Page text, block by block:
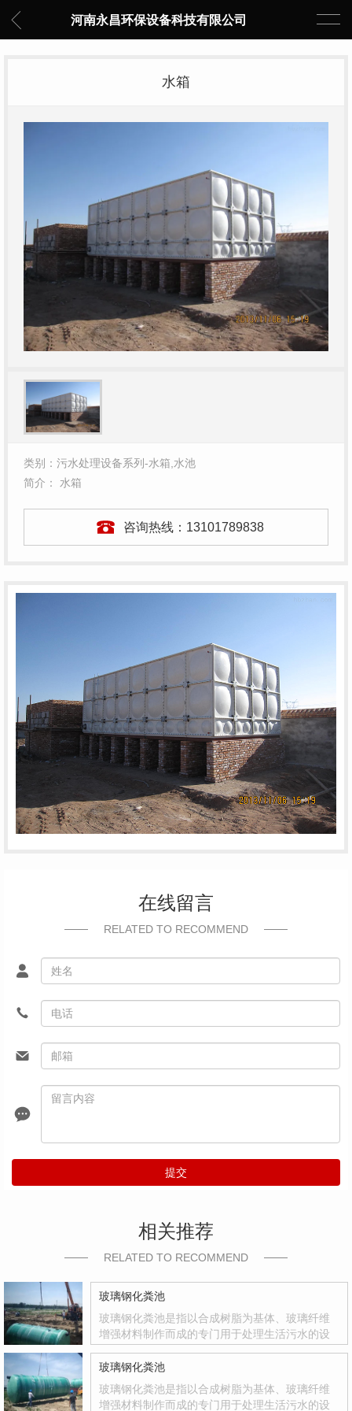
河南永昌环保设备科技有限公司
水箱
类别：污水处理设备系列-水箱,水池
简介： 水箱
咨询热线： 13101789838
在线留言
RELATED TO RECOMMEND
提交
相关推荐
RELATED TO RECOMMEND
玻璃钢化粪池
玻璃钢化粪池是指以合成树脂为基体、玻璃纤维
增强材料制作而成的专门用于处理生活污水的设
品，其质量轻、强度高、韧性好、耐腐蚀、色彩
鲜艳、光洁度达到镜面效果等优点
玻璃钢化粪池
玻璃钢化粪池是指以合成树脂为基体、玻璃纤维
增强材料制作而成的专门用于处理生活污水的设